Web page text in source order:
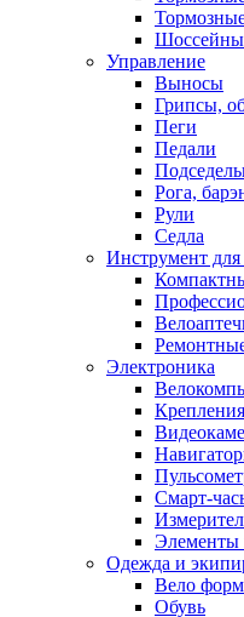
Управление
Выносы
Грипсы,
Пеги
Педали
Рога,
Рули
Седла
Инструмент для
Электроника
Смарт-
Элементы
Одежда и
Вело
Обувь